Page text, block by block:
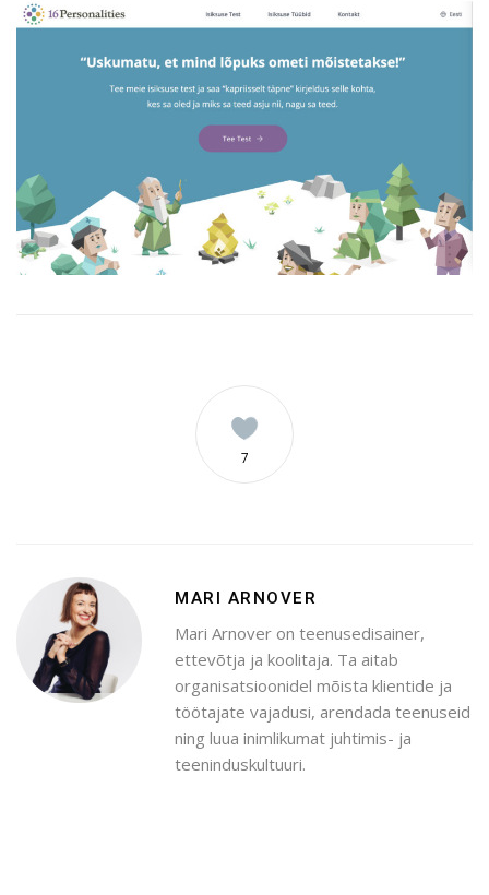
7
MARI ARNOVER
Mari Arnover on teenusedisainer,
ettevõtja ja koolitaja. Ta aitab
organisatsioonidel mõista klientide ja
töötajate vajadusi, arendada teenuseid
ning luua inimlikumat juhtimis- ja
teeninduskultuuri.